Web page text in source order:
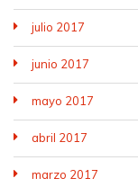
julio 2017
junio 2017
mayo 2017
abril 2017
marzo 2017